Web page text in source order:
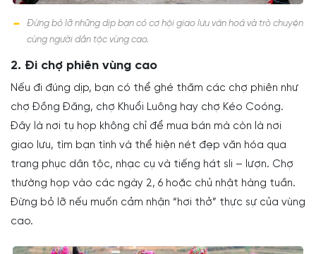
Đừng bỏ lỡ những dịp bạn có cơ hội giao lưu văn hoá và trò chuyện
cùng người dân tộc vùng cao.
2. Đi chợ phiên vùng cao
Nếu đi đúng dịp, bạn có thể ghé thăm các chợ phiên như
chợ Đồng Đăng, chợ Khuổi Luông hay chợ Kéo Coóng.
Đây là nơi tụ họp không chỉ để mua bán mà còn là nơi
giao lưu, tìm bạn tình và thể hiện nét đẹp văn hóa qua
trang phục dân tộc, nhạc cụ và tiếng hát sli – lượn. Chợ
thường họp vào các ngày 2, 6 hoặc chủ nhật hàng tuần.
Đừng bỏ lỡ nếu muốn cảm nhận “hơi thở” thực sự của vùng
cao.